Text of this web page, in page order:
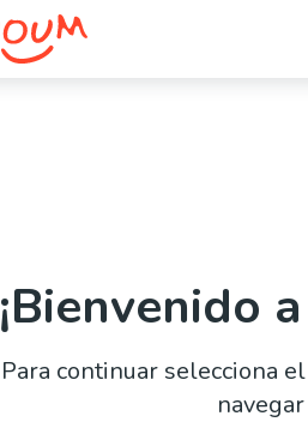
¡Bienvenido
Para continuar selecciona
navegar